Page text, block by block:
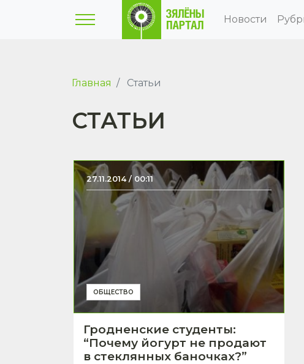
Новости
Главная Статьи
СТАТЬИ
27.11.2014 / 00:11
ОБЩЕСТВО
Гродненские студенты:
“Почему йогурт не продают
в стеклянных баночках?”